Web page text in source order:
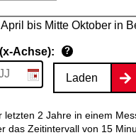
bis Mitte Oktober in
Achse): ?
Laden
2 Jahre in einem
das Zeitintervall von 15